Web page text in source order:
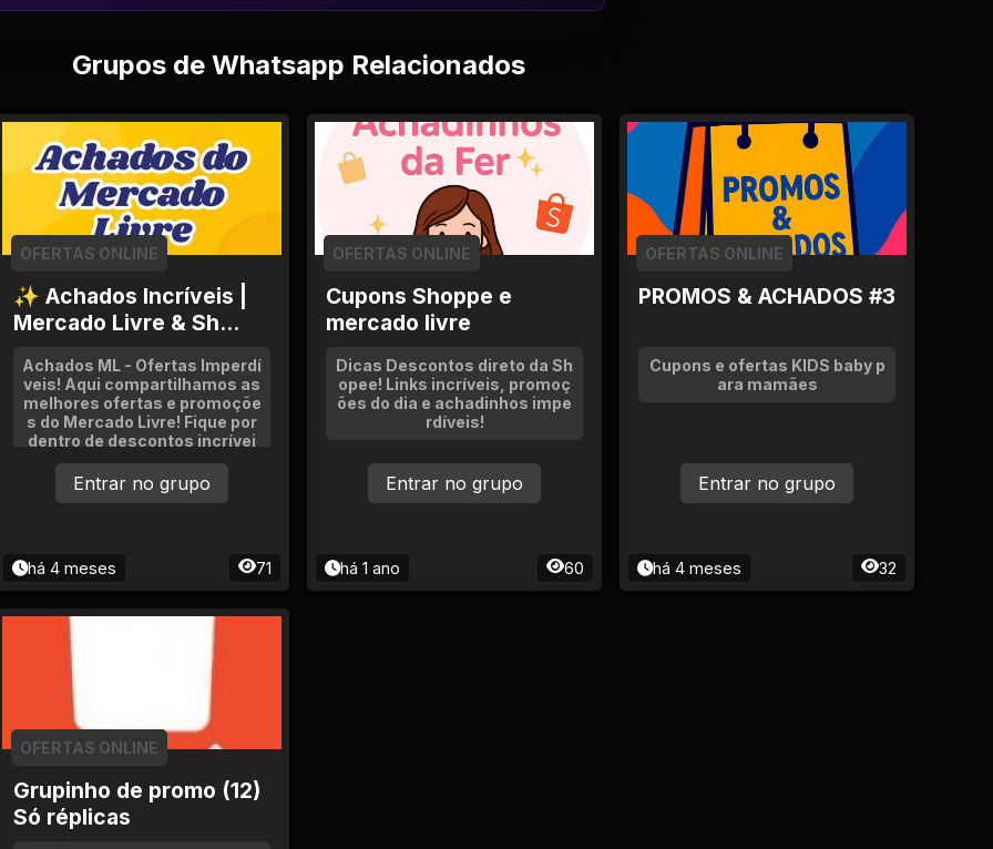
Grupos de Whatsapp Relacionados
✨ Achados Incríveis |
Mercado Livre & Sh...
OFERTAS ONLINE
Achados ML - Ofertas Imperdí
veis! Aqui compartilhamos as
melhores ofertas e promoçõe
s do Mercado Livre! Fique por
dentro de descontos incrívei
s, cupons e oportunidades an
tes que acabem! Regras: Som
ente links de ofertas reais do
há 4 meses 71
Entrar no grupo
Cupons Shoppe e
mercado livre
OFERTAS ONLINE
Dicas Descontos direto da Sh
opee! Links incríveis, promoç
ões do dia e achadinhos impe
rdíveis!
há 1 ano 60
Entrar no grupo
PROMOS & ACHADOS #3
OFERTAS ONLINE
Cupons e ofertas KIDS baby p
ara mamães
há 4 meses 32
Entrar no grupo
Grupinho de promo (12)
Só réplicas
OFERTAS ONLINE